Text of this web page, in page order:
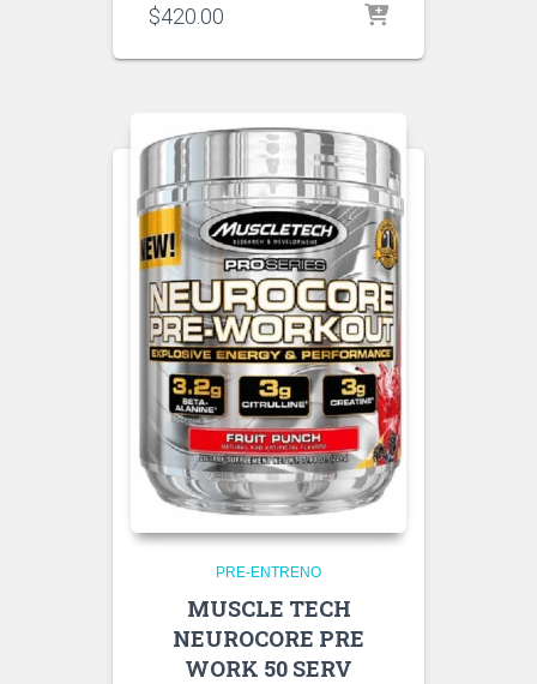
$420.00
PRE-ENTRENO
MUSCLE TECH
NEUROCORE PRE
WORK 50 SERV